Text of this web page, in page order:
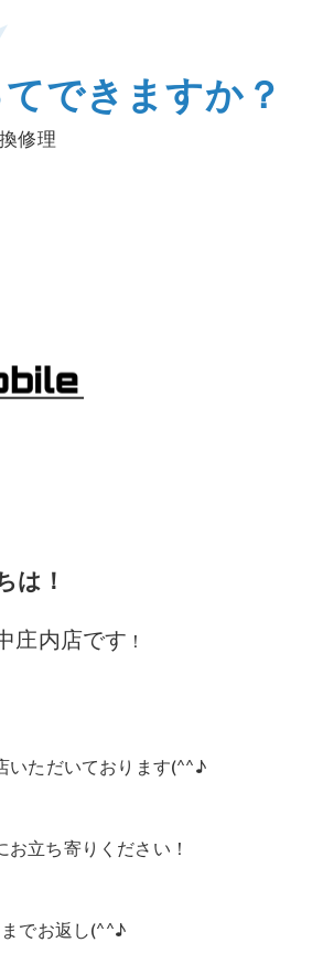
できますか？
修理
は！
庄内店です ！
いただいております(^^♪
立ち寄りください！
でお返し(^^♪